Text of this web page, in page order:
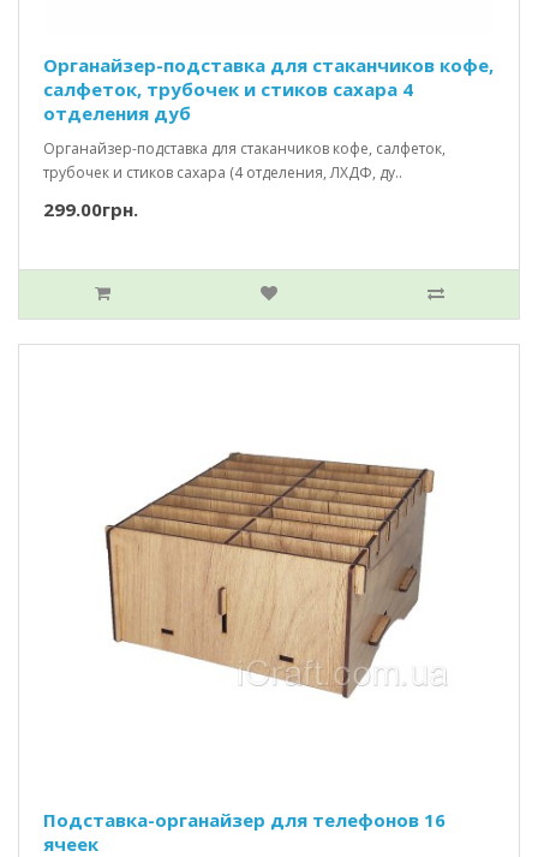
Органайзер-подставка для стаканчиков кофе,
салфеток, трубочек и стиков сахара 4
отделения дуб
Органайзер-подставка для стаканчиков кофе, салфеток,
трубочек и стиков сахара (4 отделения, ЛХДФ, ду..
299.00грн.
Подставка-органайзер для телефонов 16
ячеек